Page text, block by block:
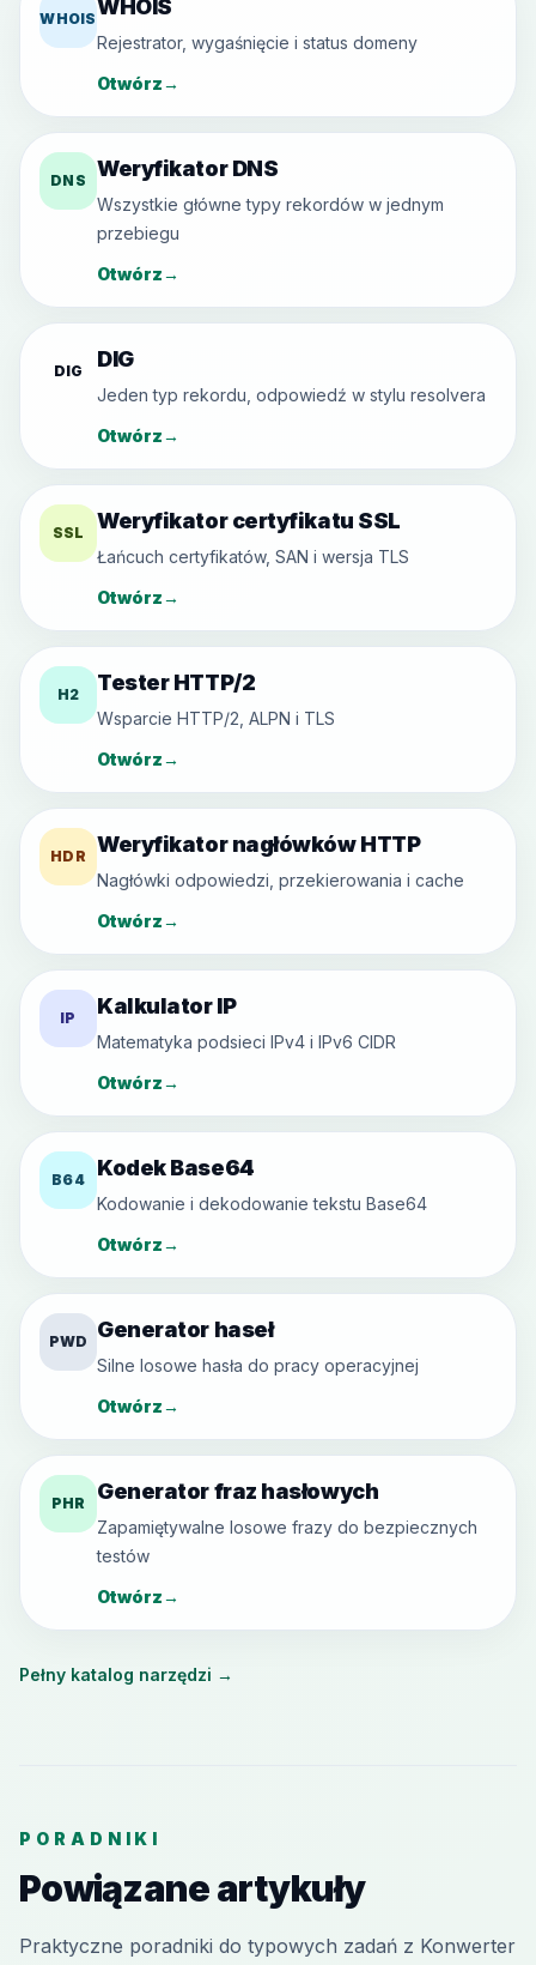
WHOISWHOIS
Rejestrator, wygaśnięcie i status domeny
Otwórz→
DNS Weryfikator DNS
Wszystkie główne typy rekordów w jednym
przebiegu
Otwórz→
DIG DIG
Jeden typ rekordu, odpowiedź w stylu resolvera
Otwórz→
SSL Weryfikator certyfikatu SSL
Łańcuch certyfikatów, SAN i wersja TLS
Otwórz→
H2 Tester HTTP/2
Wsparcie HTTP/2, ALPN i TLS
Otwórz→
HDR Weryfikator nagłówków HTTP
Nagłówki odpowiedzi, przekierowania i cache
Otwórz→
IP Kalkulator IP
Matematyka podsieci IPv4 i IPv6 CIDR
Otwórz→
B64 Kodek Base64
Kodowanie i dekodowanie tekstu Base64
Otwórz→
PWD Generator haseł
Silne losowe hasła do pracy operacyjnej
Otwórz→
PHR Generator fraz hasłowych
Zapamiętywalne losowe frazy do bezpiecznych
testów
Otwórz→
Pełny katalog narzędzi →
PORADNIKI
Powiązane artykuły
Praktyczne poradniki do typowych zadań z Konwerter